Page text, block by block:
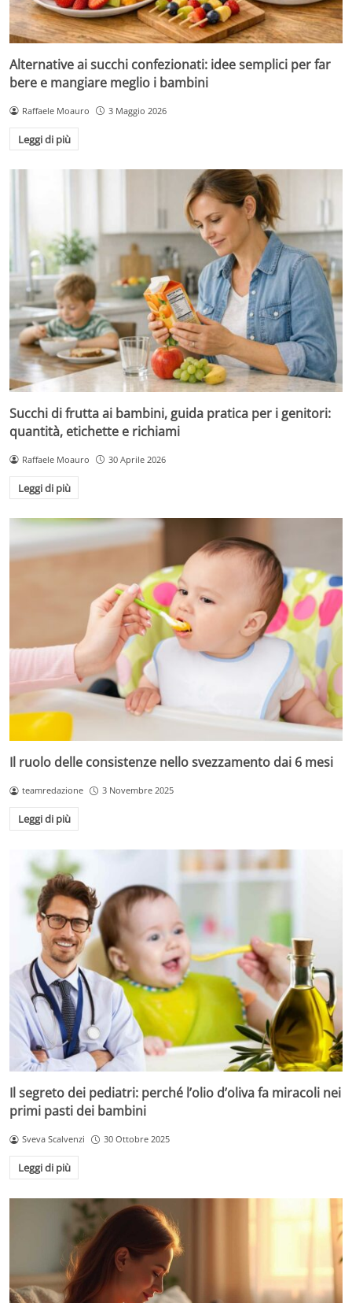
Alternative ai succhi confezionati: idee semplici per far
bere e mangiare meglio i bambini
Raffaele Moauro 3 Maggio 2026
Leggi di più
Succhi di frutta ai bambini, guida pratica per i genitori:
quantità, etichette e richiami
Raffaele Moauro 30 Aprile 2026
Leggi di più
Il ruolo delle consistenze nello svezzamento dai 6 mesi
teamredazione 3 Novembre 2025
Leggi di più
Il segreto dei pediatri: perché l’olio d’oliva fa miracoli nei
primi pasti dei bambini
Sveva Scalvenzi 30 Ottobre 2025
Leggi di più